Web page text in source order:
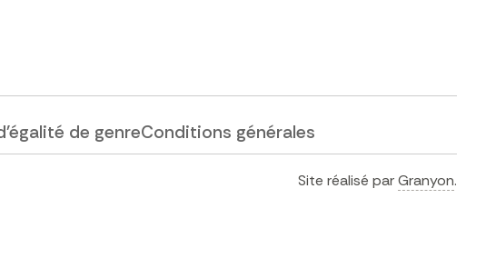
de genreConditions générales
Site réalisé parGranyon.